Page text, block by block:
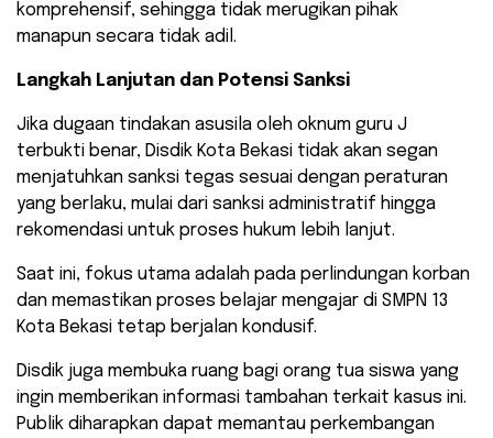
komprehensif, sehingga tidak merugikan pihak
manapun secara tidak adil.
Langkah Lanjutan dan Potensi Sanksi
​Jika dugaan tindakan asusila oleh oknum guru J
terbukti benar, Disdik Kota Bekasi tidak akan segan
menjatuhkan sanksi tegas sesuai dengan peraturan
yang berlaku, mulai dari sanksi administratif hingga
rekomendasi untuk proses hukum lebih lanjut.
Saat ini, fokus utama adalah pada perlindungan korban
dan memastikan proses belajar mengajar di SMPN 13
Kota Bekasi tetap berjalan kondusif.
Disdik juga membuka ruang bagi orang tua siswa yang
ingin memberikan informasi tambahan terkait kasus ini.
Publik diharapkan dapat memantau perkembangan